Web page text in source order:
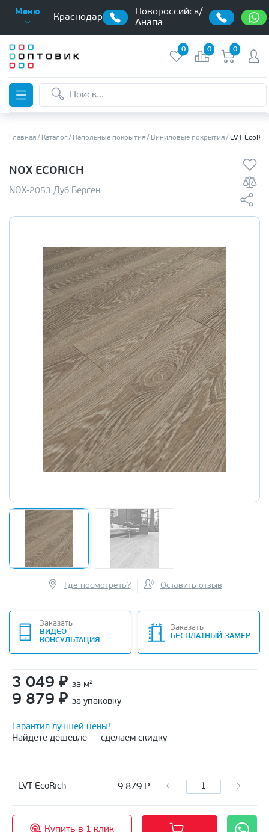
Меню
Краснодар
Новороссийск/
Анапа
0 0 0
Главная Каталог Напольные покрытия Виниловые покрытия LVT
NOX ECORICH
NOX-2053 Дуб Берген
Где посмотреть? Оставить отзыв
Заказать
ВИДЕО-
КОНСУЛЬТАЦИЯ
Заказать
БЕСПЛАТНЫЙ ЗАМЕР
3 049 ₽ за м²
9 879 ₽ за упаковку
Гарантия лучшей цены!
Найдете дешевле — сделаем скидку
LVT EcoRich 9 879 Р
Купить в 1 клик